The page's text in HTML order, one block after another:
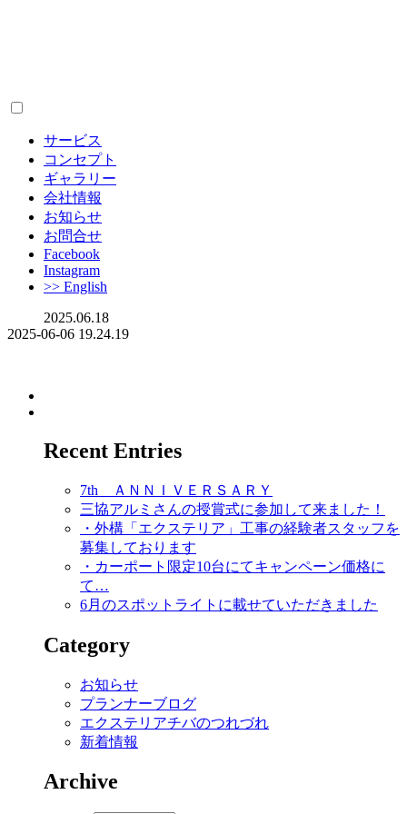
サービス
コンセプト
ギャラリー
会社情報
お知らせ
お問合せ
Facebook
Instagram
>> English
2025.06.18
2025-06-06 19.24.19
Recent Entries
7th ＡＮＮＩＶＥＲＳＡＲＹ
三協アルミさんの授賞式に参加して来ました！
・外構「エクステリア」工事の経験者スタッフを
募集しております
・カーポート限定10台にてキャンペーン価格に
て…
6月のスポットライトに載せていただきました
Category
お知らせ
プランナーブログ
エクステリアチバのつれづれ
新着情報
Archive